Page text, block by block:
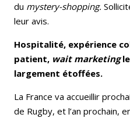
du mystery-shopping.
leur avis.
Hospitalité, expérience
patient, wait marketing
largement étoffées.
La France va accueillir
de Rugby, et l’an prochain,